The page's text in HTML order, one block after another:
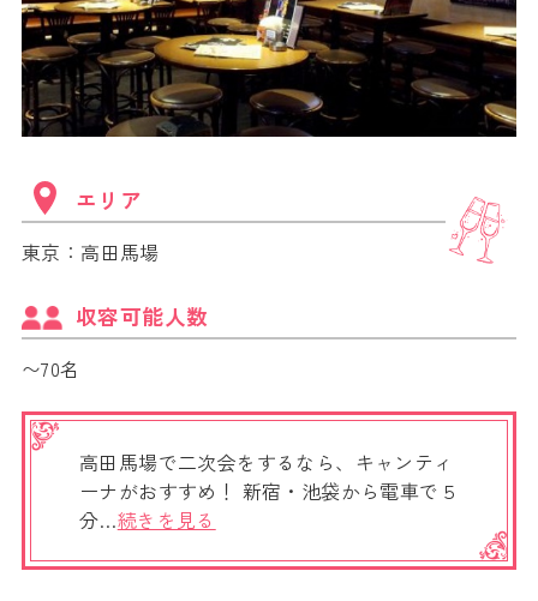
エリア
東京：高田馬場
収容可能人数
〜70名
高田馬場で二次会をするなら、キャンティ
ーナがおすすめ！ 新宿・池袋から電車で５
分…続きを見る